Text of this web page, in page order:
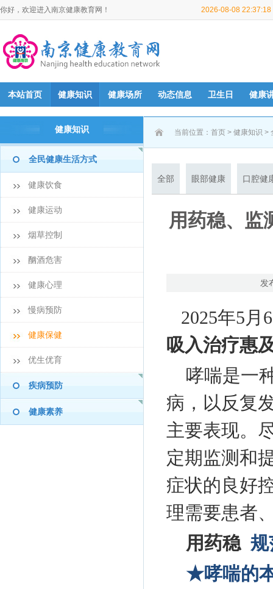
你好，欢迎进入南京健康教育网！ 2026-08-08 22:37:19
本站首页 健康知识 健康场所 动态信息 卫生日 健康
健康知识
全民健康生活方式
健康饮食
健康运动
烟草控制
酗酒危害
健康心理
慢病预防
健康保健
优生优育
疾病预防
健康素养
当前位置： 首页 > 健康知识 >
全部 眼部健康 口腔健
用药稳、监
发
2025年5月
吸入治疗惠
哮喘是一
病，以反复
主要表现。
定期监测和
症状的良好
理需要患者
用药稳 规
★哮喘的